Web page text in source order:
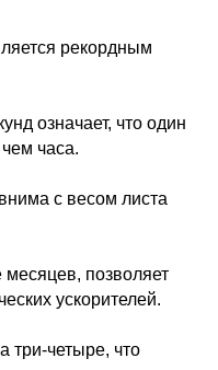
рекордным
означает, что один
часа.
с весом листа
позволяет
ускорителей.
три-четыре, что